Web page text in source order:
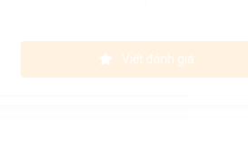
Viết đánh giá